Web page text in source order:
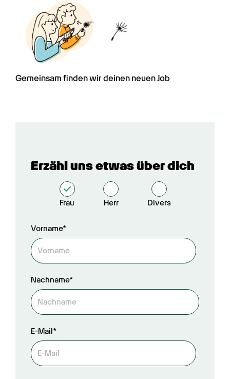
Gemeinsam finden wir deinen neuen Job
Erzähl uns etwas über dich
Frau Herr Divers
Vorname*
Nachname*
E-Mail*